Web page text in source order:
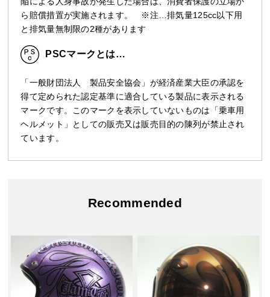
ら賠償措置が実施されます。 ※注…排気量125cc以下用
と排気量無制限の2種があります
PSCマークとは…
「一般財団法人 製品安全協会」が経済産業大臣の承認を
得て定められた認定基準に適合している製品に表示される
マークです。このマークを表示していないものは「乗車用
ヘルメット」としての販売又は販売目的の陳列が禁止され
ています。
Recommended